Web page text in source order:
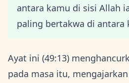
antara kamu di sisi Allah
paling bertakwa di antara
Ayat ini (49:13)
pada masa itu,